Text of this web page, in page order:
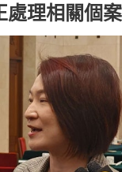
處理相關個案